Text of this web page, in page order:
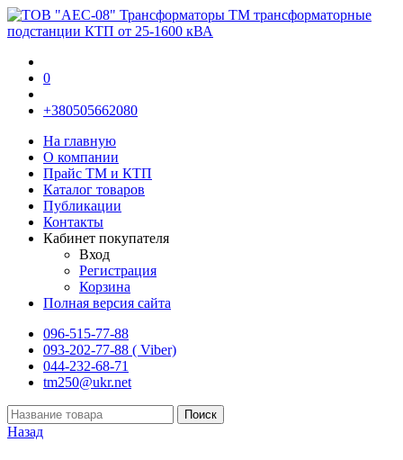
0
+380505662080
На главную
О компании
Прайс TM и КТП
Каталог товаров
Публикации
Контакты
Кабинет покупателя
Вход
Регистрация
Корзина
Полная версия сайта
096-515-77-88
093-202-77-88 ( Viber)
044-232-68-71
tm250@ukr.net
Назад